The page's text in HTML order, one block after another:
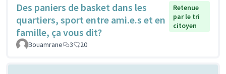
Des paniers de basket dans les
quartiers, sport entre ami.e.s et en
famille, ça vous dit?
Retenue
par le tri
citoyen
Bouamrane 3 20